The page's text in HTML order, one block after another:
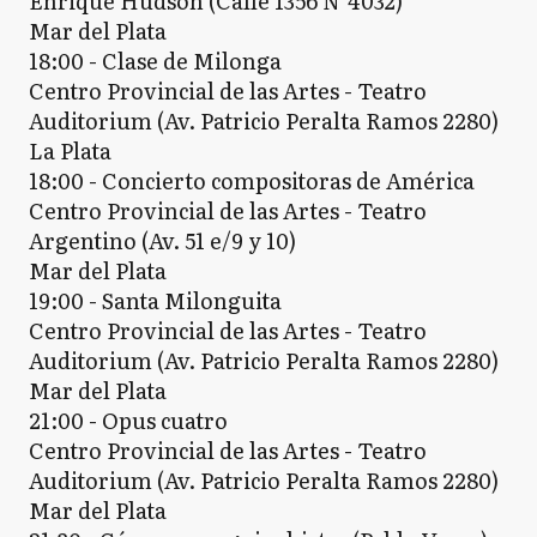
Mar del Plata
18:00 - Clase de Milonga
Centro Provincial de las Artes - Teatro
Auditorium (Av. Patricio Peralta Ramos 2280)
La Plata
18:00 - Concierto compositoras de América
Centro Provincial de las Artes - Teatro
Argentino (Av. 51 e/9 y 10)
Mar del Plata
19:00 - Santa Milonguita
Centro Provincial de las Artes - Teatro
Auditorium (Av. Patricio Peralta Ramos 2280)
Mar del Plata
21:00 - Opus cuatro
Centro Provincial de las Artes - Teatro
Auditorium (Av. Patricio Peralta Ramos 2280)
Mar del Plata